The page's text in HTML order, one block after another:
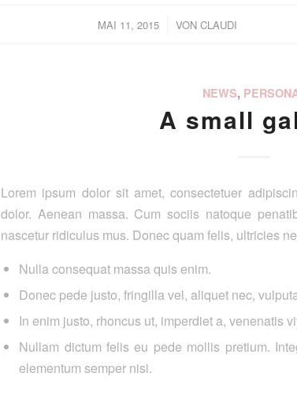
MAI 11, 2015 VONCLAUDI
NEWS,
A small
Lorem ipsum dolor sit amet, consectetuer
dolor. Aenean massa. Cum sociis natoque
nascetur ridiculus mus. Donec quam felis, ultricies
Nulla consequat massa quis enim.
Donec pede justo, fringilla vel, aliquet nec,
In enim justo, rhoncus ut, imperdiet a, venenatis
Nullam dictum felis eu pede mollis pretium.
elementum semper nisi.